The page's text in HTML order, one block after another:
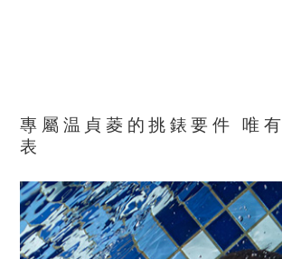
專屬温貞菱的挑錶要件 唯有
表